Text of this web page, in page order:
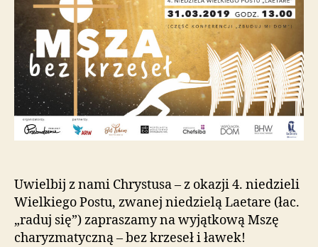
Uwielbij z nami Chrystusa – z okazji 4. niedzieli
Wielkiego Postu, zwanej niedzielą Laetare (łac.
„raduj się”) zapraszamy na wyjątkową Mszę
charyzmatyczną – bez krzeseł i ławek!